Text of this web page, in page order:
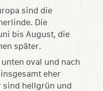
sind die
Die
bis August, die
später.
oval und nach
eher
hellgrün und